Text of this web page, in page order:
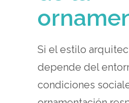
Si el estilo
depende del
condiciones